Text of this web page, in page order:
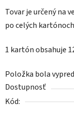
Tovar je určený na
po celých
1 kartón obsahuje
Položka bola
Dostupnosť
Kód: